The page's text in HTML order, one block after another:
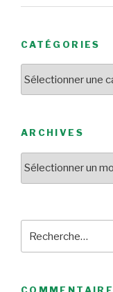
CATÉGORIES
ARCHIVES
pour